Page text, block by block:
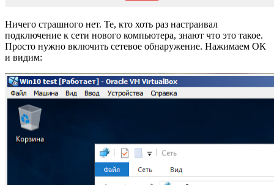
Ничего страшного нет. Те, кто хоть раз настраивал
подключение к сети нового компьютера, знают что это такое.
Просто нужно включить сетевое обнаружение. Нажимаем ОК
и видим: